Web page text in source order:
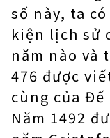
số này, ta
kiện lịch sử
năm nào và
476 được
cùng của Đế
Năm 1492